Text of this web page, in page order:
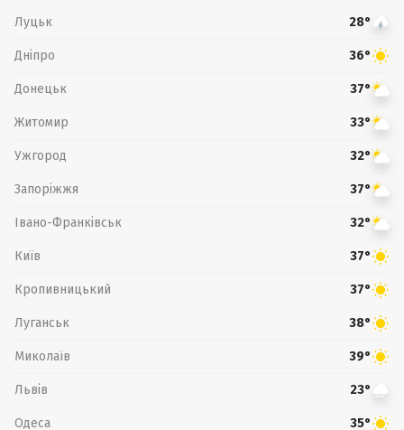
Луцьк 28°
Дніпро 36°
Донецьк 37°
Житомир 33°
Ужгород 32°
Запоріжжя 37°
Івано-Франківськ 32°
Київ 37°
Кропивницький 37°
Луганськ 38°
Миколаїв 39°
Львів 23°
Одеса 35°